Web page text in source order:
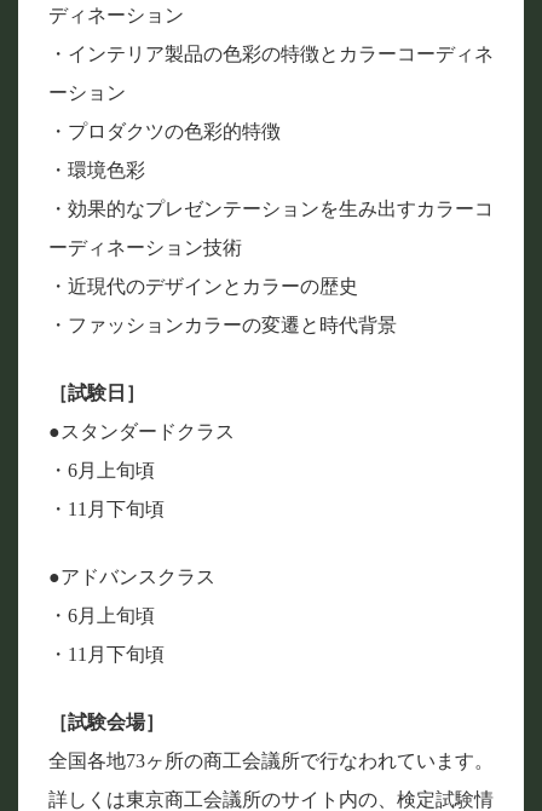
ディネーション
・インテリア製品の色彩の特徴とカラーコーディネ
ーション
・プロダクツの色彩的特徴
・環境色彩
・効果的なプレゼンテーションを生み出すカラーコ
ーディネーション技術
・近現代のデザインとカラーの歴史
・ファッションカラーの変遷と時代背景
［試験日］
●スタンダードクラス
・6月上旬頃
・11月下旬頃
●アドバンスクラス
・6月上旬頃
・11月下旬頃
［試験会場］
全国各地73ヶ所の商工会議所で行なわれています。
詳しくは東京商工会議所のサイト内の、検定試験情